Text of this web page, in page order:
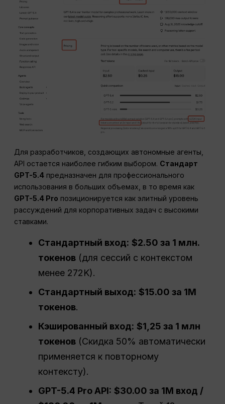
Для разработчиков, создающих автономные агенты,
API остается наиболее гибким выбором. Стандарт
GPT-5.4 предназначен для профессионального
использования в больших объемах, в то время как
GPT-5.4 Pro позиционируется как элитный уровень
рассуждений для корпоративных задач с высокими
ставками.
Стандартный вход: $2.50 за 1 млн.
токенов (для сессий с контекстом
менее 272K).
Стандартный выход: $15.00 за 1М
токенов.
Кэшированный вход: $1,25 за 1 млн
токенов (Скидка 50% автоматически
применяется к повторному
контексту).
GPT-5.4 Pro API: $30.00 за 1M вход /